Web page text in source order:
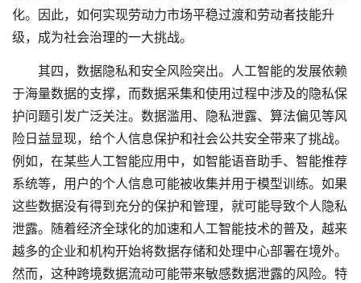
化。因此，如何实现劳动力市场平稳过渡和劳动者技能升
级，成为社会治理的一大挑战。
其四，数据隐私和安全风险突出。人工智能的发展依赖
于海量数据的支撑，而数据采集和使用过程中涉及的隐私保
护问题引发广泛关注。数据滥用、隐私泄露、算法偏见等风
险日益显现，给个人信息保护和社会公共安全带来了挑战。
例如，在某些人工智能应用中，如智能语音助手、智能推荐
系统等，用户的个人信息可能被收集并用于模型训练。如果
这些数据没有得到充分的保护和管理，就可能导致个人隐私
泄露。随着经济全球化的加速和人工智能技术的普及，越来
越多的企业和机构开始将数据存储和处理中心部署在境外。
然而，这种跨境数据流动可能带来敏感数据泄露的风险。特